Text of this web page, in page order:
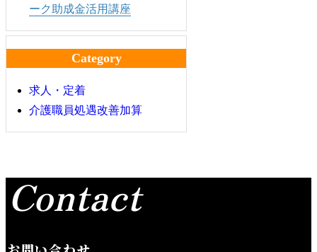
ーク助成金活用講座
Category
求人・定着
介護職員処遇改善加算
Contact